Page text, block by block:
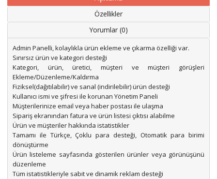
Özellikler
Yorumlar (0)
Admin Panelli, kolaylıkla ürün ekleme ve çıkarma özelliği var.
Sınırsız ürün ve kategori desteği
Kategori, ürün, üretici, müşteri ve müşteri görüşleri
Ekleme/Düzenleme/Kaldırma
Fiziksel(dağıtılabilir) ve sanal (indirilebilir) ürün desteği
Kullanıcı ismi ve şifresi ile korunan Yönetim Paneli
Müşterilerinize email veya haber postası ile ulaşma
Sipariş ekranından fatura ve ürün listesi çıktısı alabilme
Ürün ve müşteriler hakkında istatistikler
Tamamı ile Türkçe, Çoklu para desteği, Otomatik para birimi
dönüştürme
Ürün listeleme sayfasında gösterilen ürünler veya görünüşünü
düzenleme
Tüm istatistikleriyle sabit ve dinamik reklam desteği